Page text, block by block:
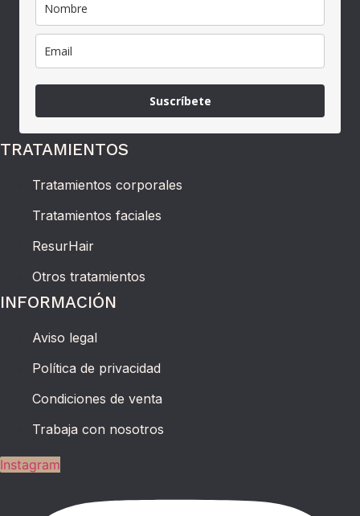
Suscríbete
TRATAMIENTOS
Tratamientos corporales
Tratamientos faciales
ResurHair
Otros tratamientos
INFORMACIÓN
Aviso legal
Política de privacidad
Condiciones de venta
Trabaja con nosotros
Instagram